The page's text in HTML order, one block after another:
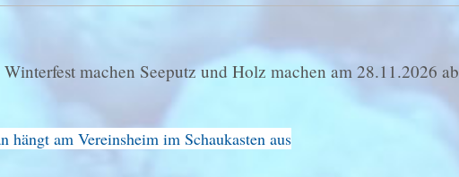
machen Seeputz und Holz machen am 28.11.2026 ab
hängt am Vereinsheim im Schaukasten aus